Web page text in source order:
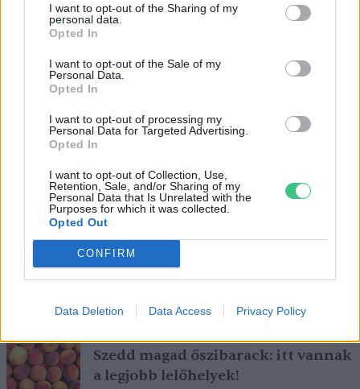
I want to opt-out of the Sharing of my
personal data.
Opted In
I want to opt-out of the Sale of my
Personal Data.
Opted In
I want to opt-out of processing my
Personal Data for Targeted Advertising.
Opted In
I want to opt-out of Collection, Use,
Retention, Sale, and/or Sharing of my
Personal Data that Is Unrelated with the
Purposes for which it was collected.
Opted Out
CONFIRM
Data Deletion Data Access Privacy Policy
pedig ma is számos betegség ellen használják.
Születésnapi programokkal várja a
hétvégén a közönséget a 160 éves
Fővárosi Állatkert
ÉLŐ BOLYGÓNK
Szedd magad őszibarack: itt vannak
a legjobb lelőhelyek!